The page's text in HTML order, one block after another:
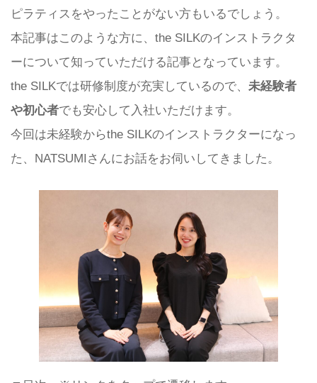
ピラティスをやったことがない方もいるでしょう。
本記事はこのような方に、the SILKのインストラクタ
ーについて知っていただける記事となっています。
the SILKでは研修制度が充実しているので、 未経験者
や初心者でも安心して入社いただけます。
今回は未経験からthe SILKのインストラクターになっ
た、NATSUMIさんにお話をお伺いしてきました。